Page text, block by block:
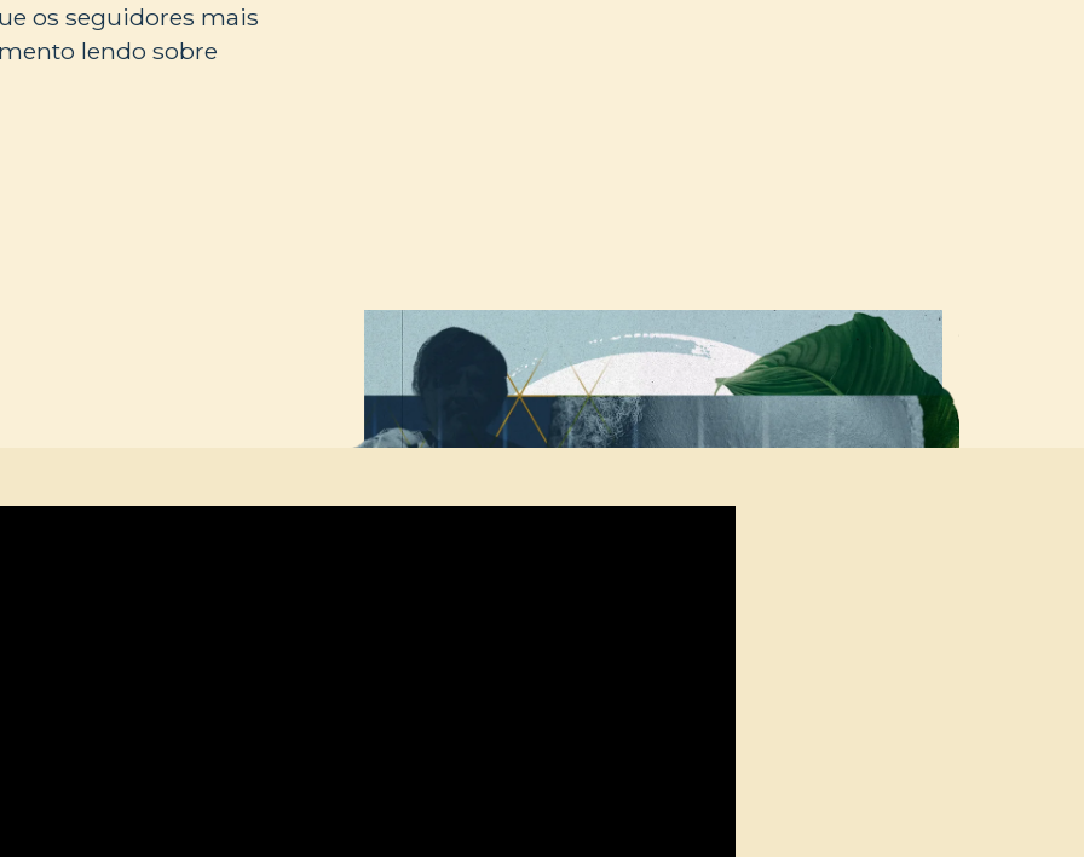
os seguidores mais
lendo sobre